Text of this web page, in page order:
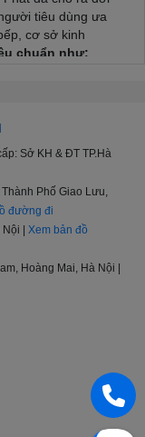
tiêu dùng ưa
cơ sở kinh
chuẩn như:
với tủ lạnh, tủ đông
24:1998.
7828:2016; TCVN
điện từ đối với
mục đích tương tự
dùng bởi các
thể bao bọc trực
của tế bào, tiêu diệt
Không những thế,
phẩm tốt hơn, tươi
: Tủ lạnh Funiki có
Sở KH & ĐT TP.Hà
Phố Giao Lưu,
đường đi
| Xem bản đồ
Hoàng Mai, Hà Nội |